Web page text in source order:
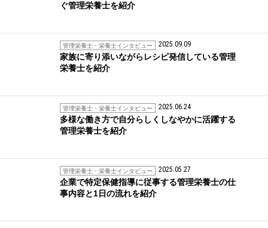
ぐ管理栄養士を紹介
管理栄養士・栄養士インタビュー 2025.09.09
家族に寄り添いながらレシピ発信している管理
栄養士を紹介
管理栄養士・栄養士インタビュー 2025.06.24
多様な働き方で自分らしくしなやかに活躍する
管理栄養士を紹介
管理栄養士・栄養士インタビュー 2025.05.27
企業で特定保健指導に従事する管理栄養士の仕
事内容と1日の流れを紹介